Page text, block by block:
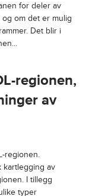
for deler av
om det er mulig
Det blir i
regionen,
av
regionen.
kartlegging av
I tillegg
typer